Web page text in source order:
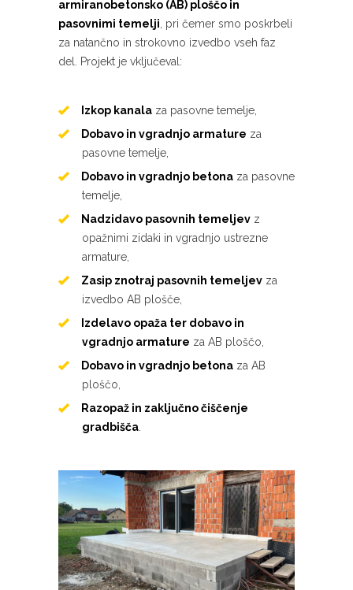
armiranobetonsko (AB) ploščo in
pasovnimi temelji, pri čemer smo poskrbeli
za natančno in strokovno izvedbo vseh faz
del. Projekt je vključeval:
Izkop kanala za pasovne temelje,
Dobavo in vgradnjo armature za
pasovne temelje,
Dobavo in vgradnjo betona za pasovne
temelje,
Nadzidavo pasovnih temeljev z
opažnimi zidaki in vgradnjo ustrezne
armature,
Zasip znotraj pasovnih temeljev za
izvedbo AB plošče,
Izdelavo opaža ter dobavo in
vgradnjo armature za AB ploščo,
Dobavo in vgradnjo betona za AB
ploščo,
Razopaž in zaključno čiščenje
gradbišča.